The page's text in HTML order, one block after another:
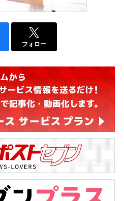
フォロー